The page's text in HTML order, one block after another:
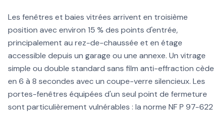
Les fenêtres et baies vitrées arrivent en troisième
position avec environ 15 % des points d'entrée,
principalement au rez-de-chaussée et en étage
accessible depuis un garage ou une annexe. Un vitrage
simple ou double standard sans film anti-effraction cède
en 6 à 8 secondes avec un coupe-verre silencieux. Les
portes-fenêtres équipées d'un seul point de fermeture
sont particulièrement vulnérables : la norme NF P 97-622